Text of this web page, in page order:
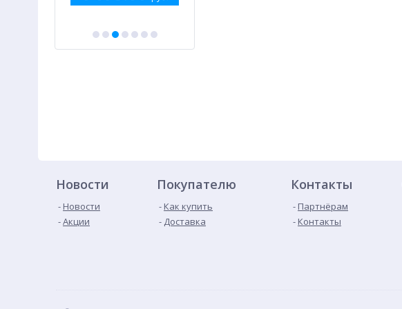
Новости
Новости
Акции
Покупателю
Как купить
Доставка
Контакты
Партнёрам
Контакты